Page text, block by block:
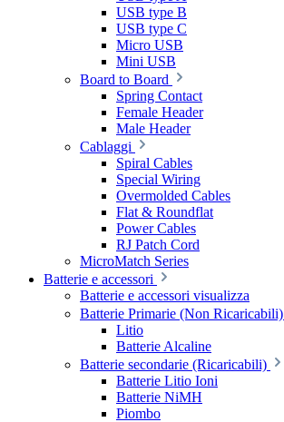
USB type B
USB type C
Micro USB
Mini USB
Board to Board
Spring Contact
Female Header
Male Header
Cablaggi
Spiral Cables
Special Wiring
Overmolded Cables
Flat & Roundflat
Power Cables
RJ Patch Cord
MicroMatch Series
Batterie e accessori
Batterie e accessori visualizza
Batterie Primarie (Non Ricaricabili)
Litio
Batterie Alcaline
Batterie secondarie (Ricaricabili)
Batterie Litio Ioni
Batterie NiMH
Piombo